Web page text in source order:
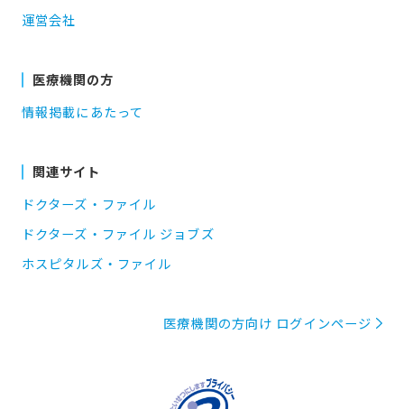
運営会社
医療機関の方
情報掲載にあたって
関連サイト
ドクターズ・ファイル
ドクターズ・ファイル ジョブズ
ホスピタルズ・ファイル
医療機関の方向け ログインページ